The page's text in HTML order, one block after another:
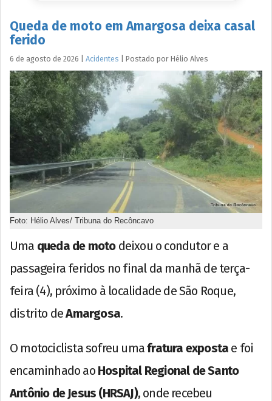
Queda de moto em Amargosa deixa casal
ferido
6 de agosto de 2026 Acidentes Postado por Hélio Alves
Foto: Hélio Alves/ Tribuna do Recôncavo
Uma queda de motodeixou o condutor e a
passageira feridos no final da manhã de terça-
feira (4), próximo à localidade de São Roque,
distrito deAmargosa.
O motociclista sofreu umafratura exposta e foi
encaminhado ao Hospital Regional de Santo
Antônio de Jesus (HRSAJ), onde recebeu